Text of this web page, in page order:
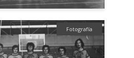
Fotografía